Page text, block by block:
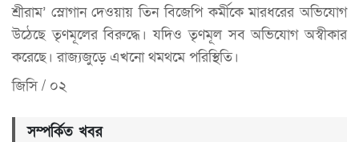
শ্রীরাম’ স্লোগান দেওয়ায় তিন বিজেপি কর্মীকে মারধরের অভিযোগ
উঠেছে তৃণমূলের বিরুদ্ধে। যদিও তৃণমূল সব অভিযোগ অস্বীকার
করেছে। রাজ্যজুড়ে এখনো থমথমে পরিস্থিতি।
জিসি / ০২
সম্পর্কিত খবর